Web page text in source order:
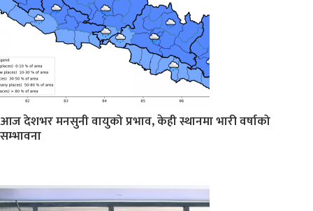
आज देशभर मनसुनी वायुको प्रभाव, केही स्थानमा भारी वर्षाको
सम्भावना